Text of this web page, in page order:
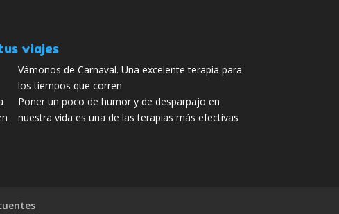
viajes
Vámonos de Carnaval. Una excelente terapia para
los tiempos que corren
Poner un poco de humor y de desparpajo en
nuestra vida es una de las terapias más efectivas